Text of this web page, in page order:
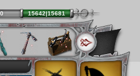
15642|15681